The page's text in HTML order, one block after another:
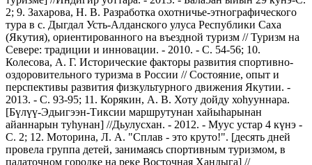
2; 9. Захарова, Н. В. Разработка охотничье-этнографического
тура в с. Дыгдал Усть-Алданского улуса Республики Саха
(Якутия), ориентированного на въездной туризм // Туризм на
Севере: традиции и инновации. - 2010. - С. 54-56; 10.
Колесова, А. Г. Исторические факторы развития спортивно-
оздоровительного туризма в России // Состояние, опыт и
перспективы развития физкультурного движения Якутии. -
2013. - С. 93-95; 11. Корякин, А. В. Хоту дойду хоһууннара.
[Бүлүү-Эдьигээн-Тиксии маршрутунан хайыһарынан
айаннарын туһунан] //Дьулусхан. - 2012. - Муус устар 4 күнэ -
С. 2; 12. Моторина, Л. А. "Сплав - это круто!". [десять дней
провела группа детей, занимаясь спортивным туризмом, в
палаточном городке на реке Восточная Хандыга] //